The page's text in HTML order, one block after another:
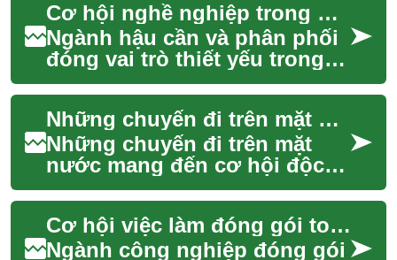
Cơ hội nghề nghiệp trong ngành hậu cần và phân phối
Ngành hậu cần và phân phối
đóng vai trò thiết yếu trong
nền kinh tế toàn cầu, đảm
bảo hàng hóa luân chuyển
thông suốt...
Những chuyến đi trên mặt nước: Khám phá đại dương
Những chuyến đi trên mặt
nước mang đến cơ hội độc
đáo để khám phá thế giới từ
một góc nhìn khác. Thay vì di
chuyển tr...
Cơ hội việc làm đóng gói toàn cầu
Ngành công nghiệp đóng gói